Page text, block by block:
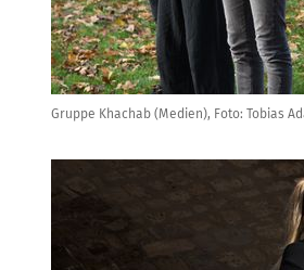
Gruppe Khachab (Medien), Foto: Tobias